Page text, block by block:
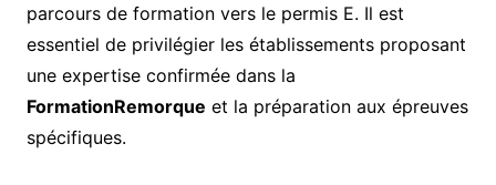
parcours de formation vers le permis E. Il est
essentiel de privilégier les établissements proposant
une expertise confirmée dans la
FormationRemorque et la préparation aux épreuves
spécifiques.